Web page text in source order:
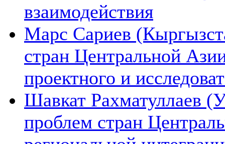
взаимодействия
Марс Сариев
стран Центральной
проектного и
Шавкат Рахматуллаев
проблем стран